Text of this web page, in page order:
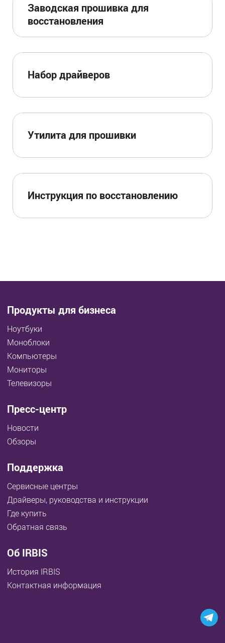
Заводская прошивка для
восстановления
Набор драйверов
Утилита для прошивки
Инструкция по восстановлению
Продукты для бизнеса
Ноутбуки
Моноблоки
Компьютеры
Мониторы
Телевизоры
Пресс-центр
Новости
Обзоры
Поддержка
Сервисные центры
Драйверы, руководства и инструкции
Где купить
Обратная связь
Об IRBIS
История IRBIS
Контактная информация